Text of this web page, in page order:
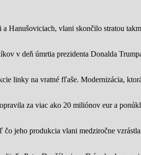
vlani skončilo stratou
v deň úmrtia prezidenta Donalda
linky na vratné fľaše. Modernizácia,
za viac ako 20 miliónov eur a
jeho produkcia vlani medziročne